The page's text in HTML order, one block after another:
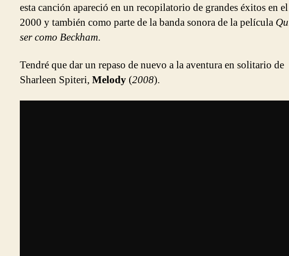
esta canción apareció en un recopilatorio de grandes éxitos en el
2000 y también como parte de la banda sonora de la película
ser como Beckham.
Tendré que dar un repaso de nuevo a la aventura en solitario de
Sharleen Spiteri, Melody (2008).